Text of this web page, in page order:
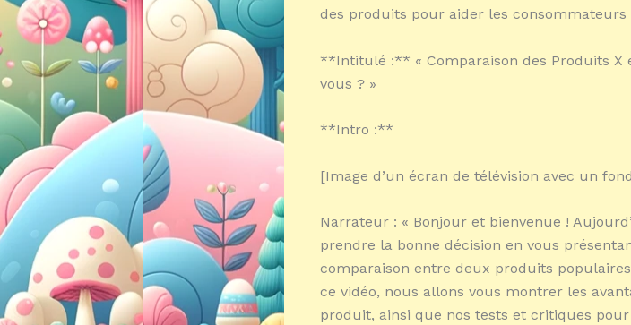
des produits pour aider les
**Intitulé :** « Comparaison des Produits X
vous ? »
**Intro :**
[Image d’un écran de télévision avec un
Narrateur : « Bonjour et bienvenue !
prendre la bonne décision en vous
comparaison entre deux produits
ce vidéo, nous allons vous montrer les
produit, ainsi que nos tests et critiques